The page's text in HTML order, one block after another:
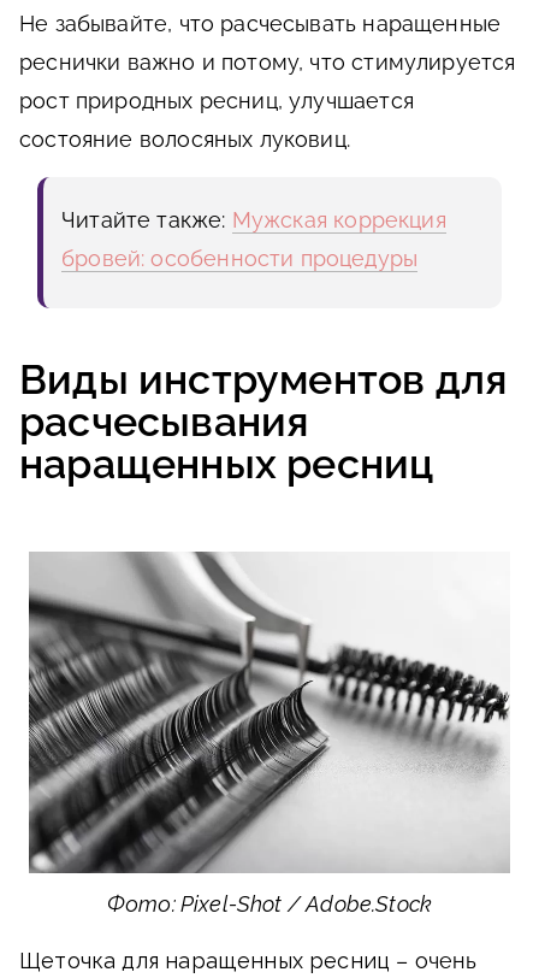
Не забывайте, что расчесывать наращенные
реснички важно и потому, что стимулируется
рост природных ресниц, улучшается
состояние волосяных луковиц.
Читайте также: Мужская коррекция
бровей: особенности процедуры
Виды инструментов для
расчесывания
наращенных ресниц
Фото: Pixel-Shot / Adobe.Stock
Щеточка для наращенных ресниц – очень